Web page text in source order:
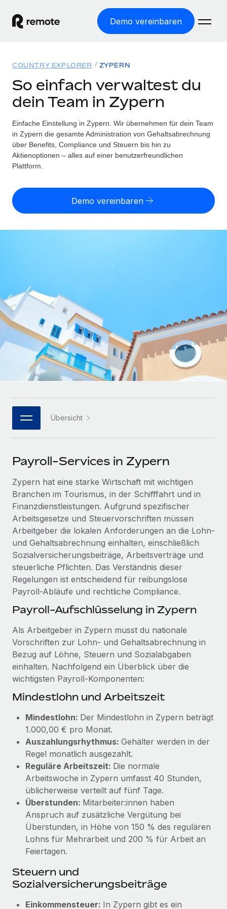
Demo vereinbaren
WELTWEITE BESCHÄFTIGUNG
Globale Payroll
Einfache, rechtssicher Payroll
Employer of Record
Weltweites Wachstum ohne Kosten für Niederlassungen
Contractor of Record
Rechtssichere, weltweite Arbeit mit Freelancer:innen
Globales Onboarding und Verwalten von
INFRASTRUKTUR
Remote Embedded
Nahtlose Integration der HR in bestehende Abläufe
Plattform
Integrierte HR-Kernfunktionen für dein Team
MCP
Integrationen
Tools
DIENSTLEISTUNGEN
Frag unsere Expert:innen
Hilfe von Expert:innen für globale HR & Compliance
Background-Checks
Einfacheres Bewerber:innen-Screening
Compliance Watchtower
Lückenlose Compliance
Geräteverwaltung
Globale Bereitstellung und Verfolgung von IT-
Geräten
Gründung von Niederlassungen
Schnelle, rechtssichere Gründung von
Mühelose Relocation von Mitarbeiter:innen
Benefits
Mühelose Verwaltung von Benefits
Lösungen
WELTWEITE ABDECKUNG
Country Explorer
Länderspezifische Unterstützung bei der Einstellung
Einfache Einstellung in allen US-Bundesstaaten
Unternehmen
Mittelstand
Maßgeschneiderte HR-Lösungen, um Teams zu
vergrößern
Enterprise
Globale HR für Konzerne und Großunternehmen
PARTNER WERDEN
Flexible Einbettung von Global-HR-Funktionen in deine
Entdecke die Möglichkeiten einer Partnerschaft
Remote Build
Demnächst verfügbar
Beratung zu Integrationen und KI-Automatisierung
So hat der KI-Vorreiter Weaviate sein Team mit
Remote um 120 % vergrößert
Weaviate auf einen Blick Weaviate entwickelt KI-basierte
Open-Source-Infrastrukturen. Das...
Mehr erfahren
Revolution des Enterprise Contractor
Managements – die Erfolgsgeschichte einer
globalen Content-Agentur mit Remote
Auf einen Blick Erfahre mehr über die unglaubliche
Transformation einer weltweit erfolgreichen...
Mehr erfahren
Ressourcen
TOOLS UND RECHNER
Scheinselbstständigkeitsrisiko berechnen
Personalkostenrechner
LERNEN MIT REMOTE
Forschung und Leitfäden
Fallstudien
HR-Glossar
Bibliothek für Stellenbeschreibungen
Webinare
Events
Newsroom
Informationen zu Gehältern und Qualifikationen
Insights Center
Hol dir Unterstützung
Alle Ressourcen anzeigen
BLOG
Globale Payroll
EOR und PEO
Contractor Management
Steuern
Den Blog erkunden
BLOG
Neues zu Remote-Produkten: Integration mit
Gusto und Zero und Contractor Management
Plus
Auch im neuen Jahr wollen wir bei Remote Unternehmen
aller Größen dabei unterstützen, die beste...
Mehr erfahren
Wie Phiture 55 Mitarbeiter:innen in 19 Ländern
Phiture ist der unumstrittene Marktführer im Bereich der
Preise
Deutsch
Español
Italiano
Português (Portugal)
한국어
COUNTRY EXPLORER ZYPERN
So einfach verwaltest du
dein Team in Zypern
Einfache Einstellung in Zypern. Wir übernehmen für dein Team
in Zypern die gesamte Administration von Gehaltsabrechnung
über Benefits, Compliance und Steuern bis hin zu
Aktienoptionen – alles auf einer benutzerfreundlichen
Plattform.
Demo vereinbaren
Übersicht
Payroll-Services in Zypern
Zypern hat eine starke Wirtschaft mit wichtigen
Branchen im Tourismus, in der Schifffahrt und in
Finanzdienstleistungen. Aufgrund spezifischer
Arbeitsgesetze und Steuervorschriften müssen
Arbeitgeber die lokalen Anforderungen an die Lohn-
und Gehaltsabrechnung einhalten, einschließlich
Sozialversicherungsbeiträge, Arbeitsverträge und
steuerliche Pflichten. Das Verständnis dieser
Regelungen ist entscheidend für reibungslose
Payroll-Abläufe und rechtliche Compliance.
Payroll-Aufschlüsselung in Zypern
Als Arbeitgeber in Zypern musst du nationale
Vorschriften zur Lohn- und Gehaltsabrechnung in
Bezug auf Löhne, Steuern und Sozialabgaben
einhalten. Nachfolgend ein Überblick über die
wichtigsten Payroll-Komponenten:
Mindestlohn und Arbeitszeit
Mindestlohn: Der Mindestlohn in Zypern beträgt
1.000,00 € pro Monat.
Auszahlungsrhythmus: Gehälter werden in der
Regel monatlich ausgezahlt.
Reguläre Arbeitszeit: Die normale
Arbeitswoche in Zypern umfasst 40 Stunden,
üblicherweise verteilt auf fünf Tage.
Überstunden: Mitarbeiter:innen haben
Anspruch auf zusätzliche Vergütung bei
Überstunden, in Höhe von 150 % des regulären
Lohns für Mehrarbeit und 200 % für Arbeit an
Feiertagen.
Steuern und
Sozialversicherungsbeiträge
Einkommensteuer: In Zypern gibt es ein